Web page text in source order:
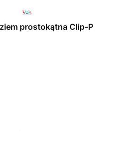
prostokątna Clip-P